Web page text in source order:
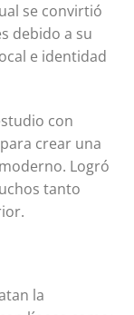
se convirtió
debido a su
e identidad
con
crear una
Logró
tanto
la